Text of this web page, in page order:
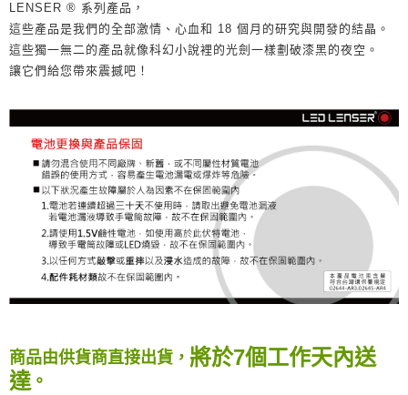
LENSER ® 系列產品，
這些產品是我們的全部激情、心血和 18 個月的研究與開發的結晶。
這些獨一無二的產品就像科幻小說裡的光劍一樣劃破漆黑的夜空。
讓它們給您帶來震撼吧！
商品由供貨商直接出貨， 將於7個工作天內送
達 。